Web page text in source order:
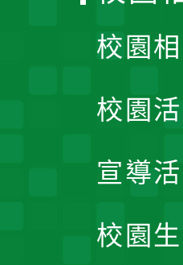
校園
校園
宣導
校園